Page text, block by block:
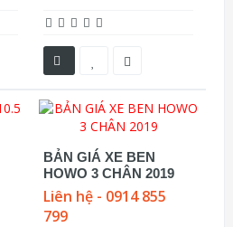
BẢN GIÁ XE BEN
HOWO 3 CHÂN 2019
Liên hệ - 0914 855
799